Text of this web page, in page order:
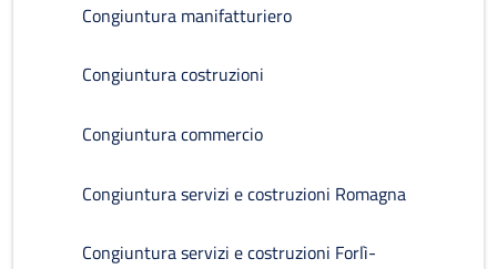
Congiuntura manifatturiero
Congiuntura costruzioni
Congiuntura commercio
Congiuntura servizi e costruzioni Romagna
Congiuntura servizi e costruzioni Forlì-